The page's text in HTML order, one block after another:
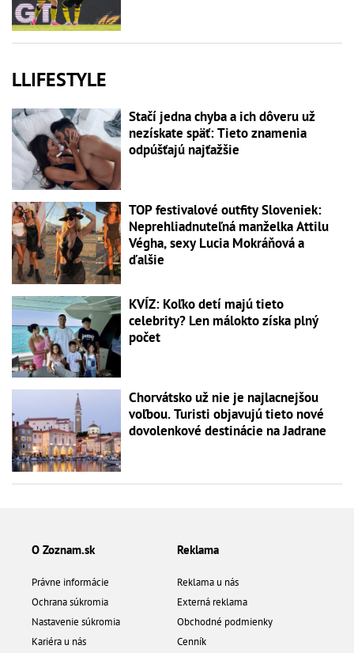
LLIFESTYLE
Stačí jedna chyba a ich dôveru už
nezískate späť: Tieto znamenia
odpúšťajú najťažšie
TOP festivalové outfity Sloveniek:
Neprehliadnuteľná manželka Attilu
Végha, sexy Lucia Mokráňová a
ďalšie
KVÍZ: Koľko detí majú tieto
celebrity? Len málokto získa plný
počet
Chorvátsko už nie je najlacnejšou
voľbou. Turisti objavujú tieto nové
dovolenkové destinácie na Jadrane
O Zoznam.sk
Právne informácie
Ochrana súkromia
Nastavenie súkromia
Kariéra u nás
Reklama
Reklama u nás
Externá reklama
Obchodné podmienky
Cenník